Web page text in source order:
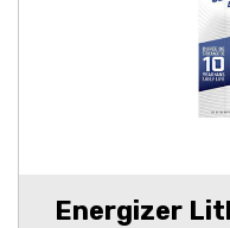
Energizer